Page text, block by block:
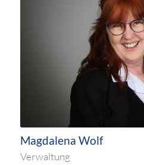
Magdalena Wolf
Verwaltung